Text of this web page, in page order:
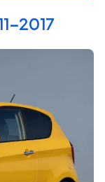
€
2017